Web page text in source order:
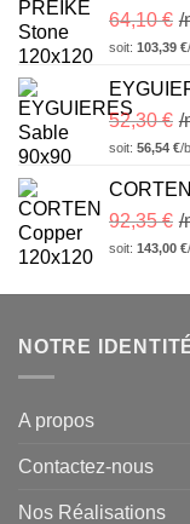
64,10€ /
soit: 103,39 €
52,30€ /
soit: 56,54 €/
92,35€ /
soit: 143,00 €
NOTRE
A propos
Contactez-nous
Nos Réalisations